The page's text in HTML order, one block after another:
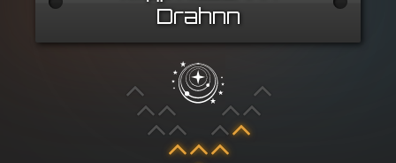
Drahnn